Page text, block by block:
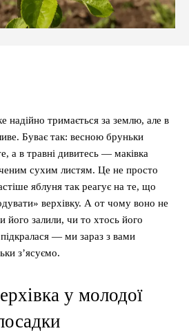
надійно тримається за землю, але в
Буває так: весною бруньки
а в травні дивитесь — маківка
сухим листям. Це не просто
яблуня так реагує на те, що
верхівку. А от чому воно не
його залили, чи то хтось його
— ми зараз з вами
з’ясуємо.
у молодої